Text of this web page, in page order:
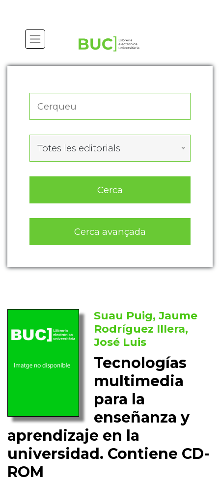
Totes les editorials
Cerca
Cerca avançada
Suau Puig, Jaume
Rodríguez Illera,
José Luis
Tecnologías
multimedia
para la
enseñanza y
aprendizaje en la
universidad. Contiene CD-
ROM